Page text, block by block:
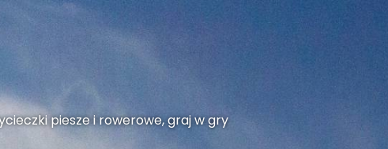
piesze i rowerowe, graj w gry